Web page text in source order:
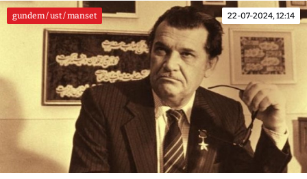
gundem / ust / manset 22-07-2024, 12:14